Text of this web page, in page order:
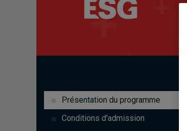
Présentation du programme
Conditions d'admission